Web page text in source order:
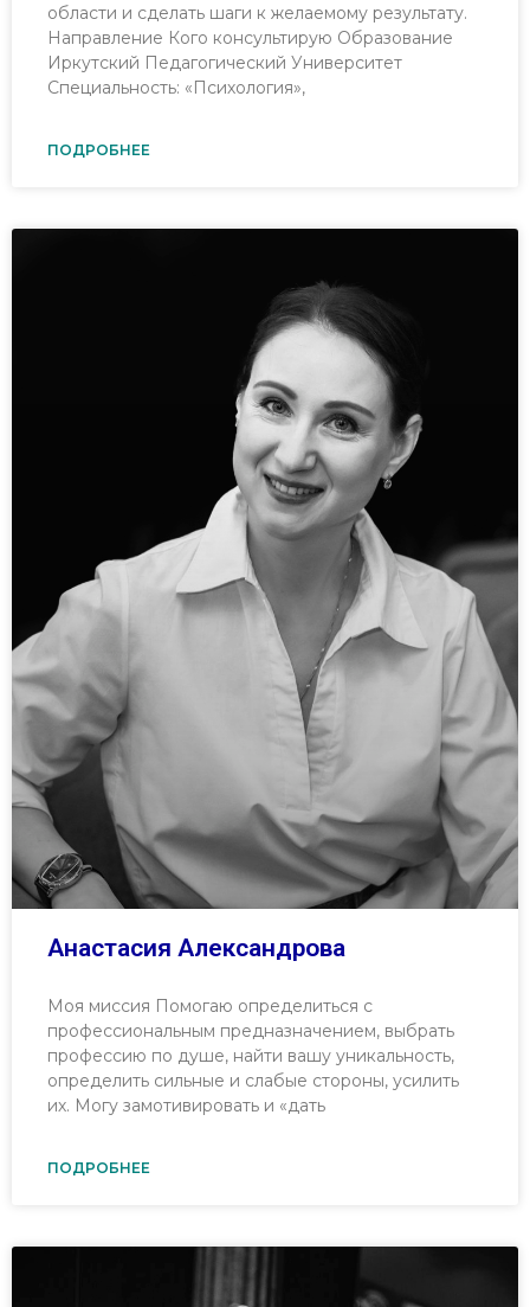
области и сделать шаги к желаемому результату.
Направление Кого консультирую Образование
Иркутский Педагогический Университет
Специальность: «Психология»,
ПОДРОБНЕЕ
Анастасия Александрова
Моя миссия Помогаю определиться с
профессиональным предназначением, выбрать
профессию по душе, найти вашу уникальность,
определить сильные и слабые стороны, усилить
их. Могу замотивировать и «дать
ПОДРОБНЕЕ